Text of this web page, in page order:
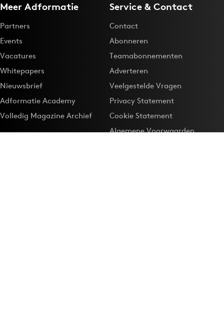
Meer Adformatie
Partners
Events
Vacatures
Whitepapers
Nieuwsbrief
Adformatie Academy
Volledig Magazine Archief
Service & Contact
Contact
Abonneren
Teamabonnementen
Adverteren
Veelgestelde Vragen
Privacy Statement
Cookie Statement
Algemene Voorwaarden